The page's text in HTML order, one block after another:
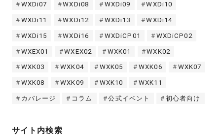
WXDi07 WXDi08 WXDi09 WXDi10
WXDi11 WXDi12 WXDi13 WXDi14
WXDi15 WXDi16 WXDiCP01 WXDiCP02
WXEX01 WXEX02 WXK01 WXK02
WXK03 WXK04 WXK05 WXK06 WXK07
WXK08 WXK09 WXK10 WXK11
カバレージ コラム 公式イベント 初心者向け
サイト内検索